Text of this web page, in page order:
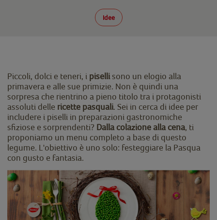
Idee
Piccoli, dolci e teneri, i piselli sono un elogio alla
primavera e alle sue primizie. Non è quindi una
sorpresa che rientrino a pieno titolo tra i protagonisti
assoluti delle ricette pasquali. Sei in cerca di idee per
includere i piselli in preparazioni gastronomiche
sfiziose e sorprendenti? Dalla colazione alla cena, ti
proponiamo un menu completo a base di questo
legume. L'obiettivo è uno solo: festeggiare la Pasqua
con gusto e fantasia.